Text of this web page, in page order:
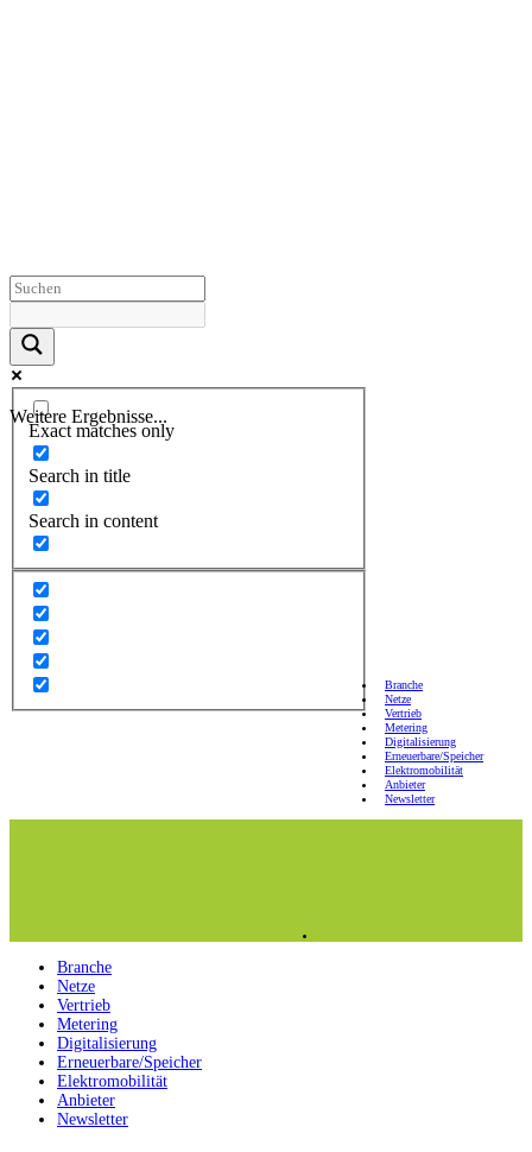
Weitere Ergebnisse...
Exact matches only
Search in title
Search in content
Branche
Netze
Vertrieb
Metering
Digitalisierung
Erneuerbare/Speicher
Elektromobilität
Anbieter
Newsletter
Branche
Netze
Vertrieb
Metering
Digitalisierung
Erneuerbare/Speicher
Elektromobilität
Anbieter
Newsletter